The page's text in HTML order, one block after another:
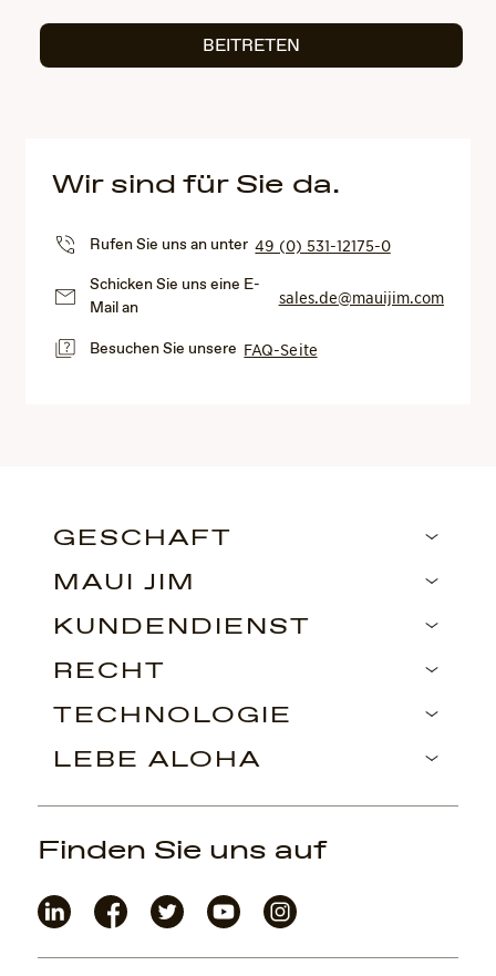
BEITRETEN
Wir sind für Sie da.
Rufen Sie uns an unter49 (0) 531-12175-0
Schicken Sie uns eine E-
Mail an
sales.de@mauijim.com
Besuchen Sie unsere FAQ-Seite
GESCHÄFT
MAUI JIM
KUNDENDIENST
RECHT
TECHNOLOGIE
LEBE ALOHA
Finden Sie uns auf